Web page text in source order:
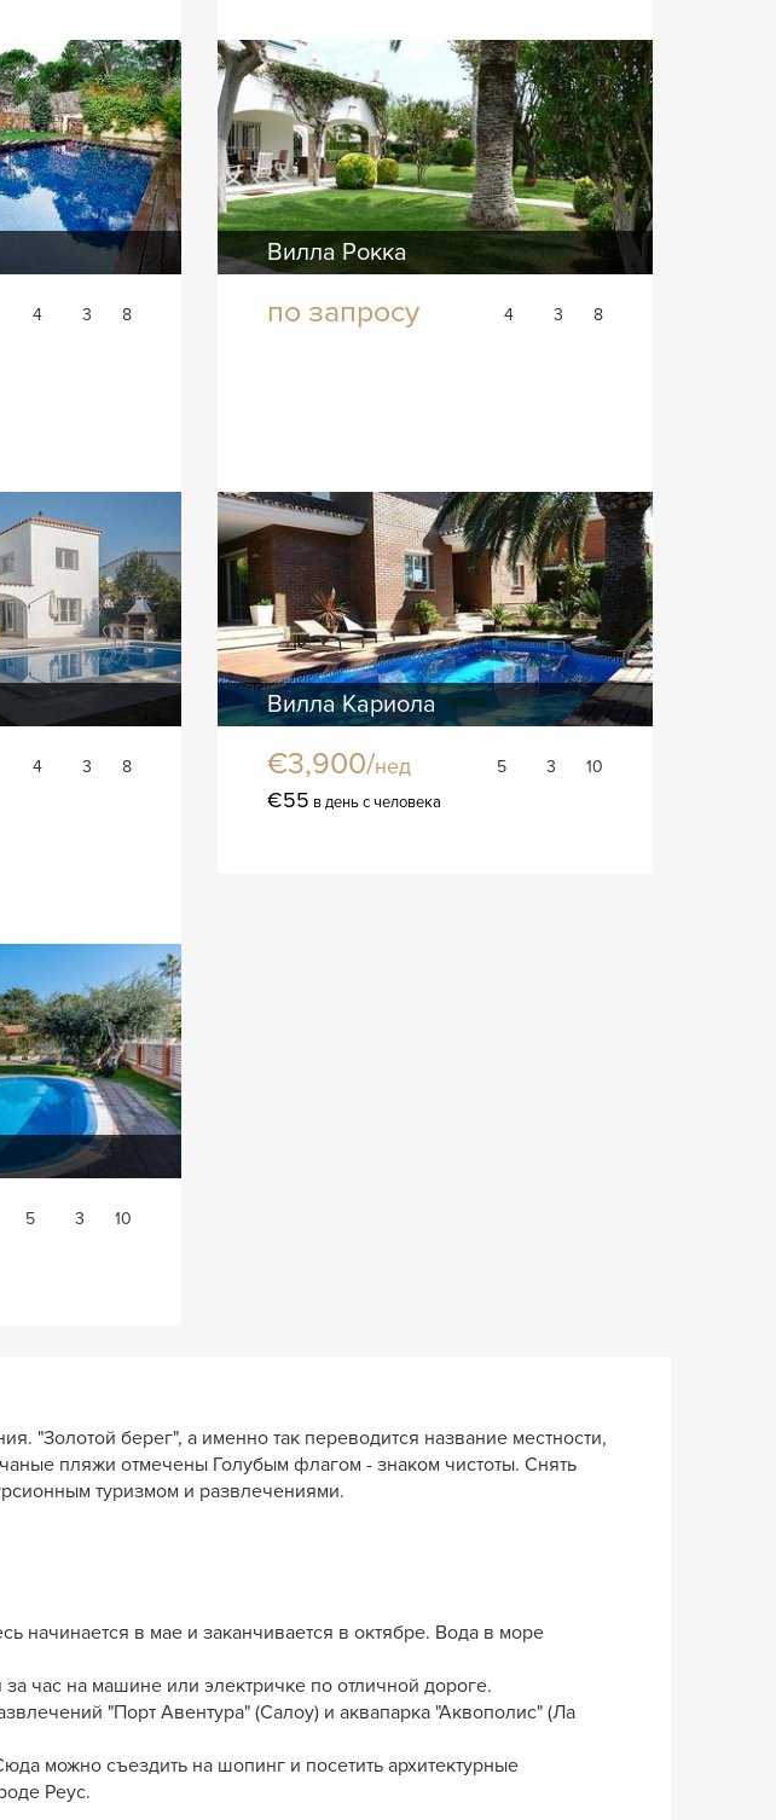
4 3 8
Вилла Рокка
по запросу 4 3 8
4 3 8
Вилла Кариола
€3,900/нед 5 3 10
€55 в день с человека
5 3 10
"Золотой берег", а именно так переводится название местности,
пляжи отмечены Голубым флагом - знаком чистоты. Снять
туризмом и развлечениями.
начинается в мае и заканчивается в октябре. Вода в море
час на машине или электричке по отличной дороге.
"Порт Авентура" (Салоу) и аквапарка "Аквополис" (Ла
можно съездить на шопинг и посетить архитектурные
Реус.